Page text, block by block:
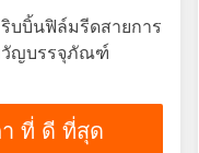
ริบบิ้นฟิล์มรีดสายการ
วัญบรรจุภัณฑ์
ที่ ดี ที่สุด